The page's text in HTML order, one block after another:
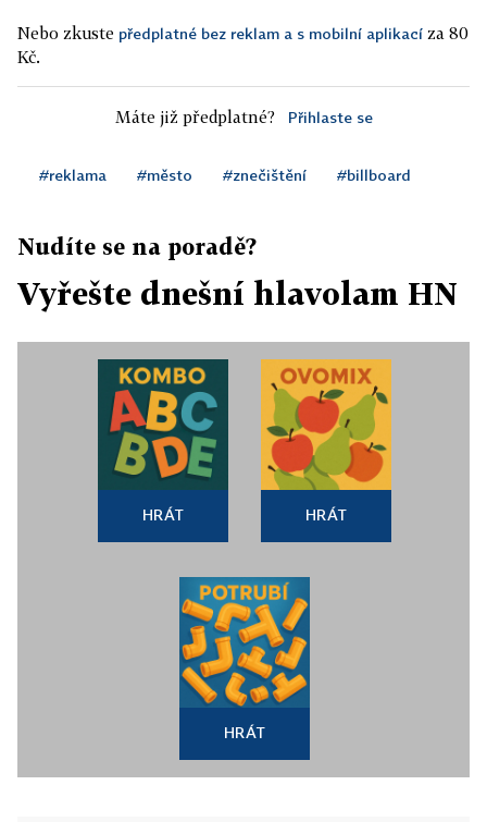
Nebo zkuste předplatné bez reklam a s mobilní aplikací za 80
Kč.
Máte již předplatné? Přihlaste se
#reklama #město #znečištění #billboard
Nudíte se na poradě?
Vyřešte dnešní hlavolam HN
HRÁT HRÁT
HRÁT